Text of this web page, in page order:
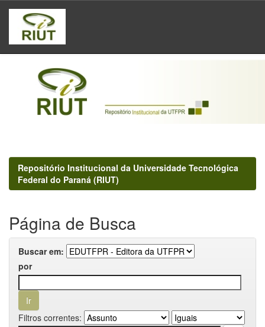
Skip
navigation
Repositório Institucional da Universidade Tecnológica
Federal do Paraná (RIUT)
Página de Busca
Buscar em:
por
Filtros correntes: